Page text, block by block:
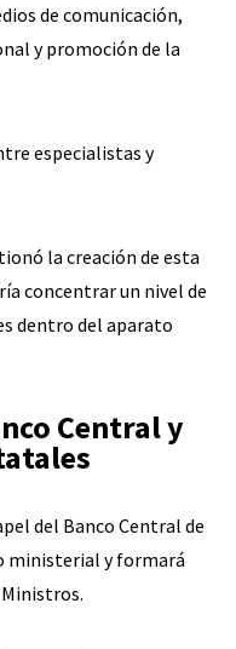
de comunicación,
y promoción de la
especialistas y
la creación de esta
concentrar un nivel de
dentro del aparato
Central y
del Banco Central de
ministerial y formará